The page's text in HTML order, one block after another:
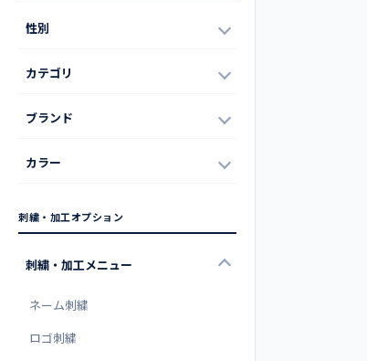
性別
カテゴリ
ブランド
カラー
刺繍・加工オプション
刺繍・加工メニュー
ネーム刺繍
ロゴ刺繍